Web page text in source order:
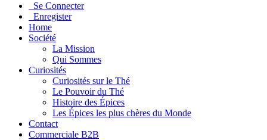
Se Connecter
Enregister
Home
Société
La Mission
Qui Sommes
Curiosités
Curiosités sur le Thé
Le Pouvoir du Thé
Histoire des Épices
Les Épices les plus chères du Monde
Contact
Commerciale B2B